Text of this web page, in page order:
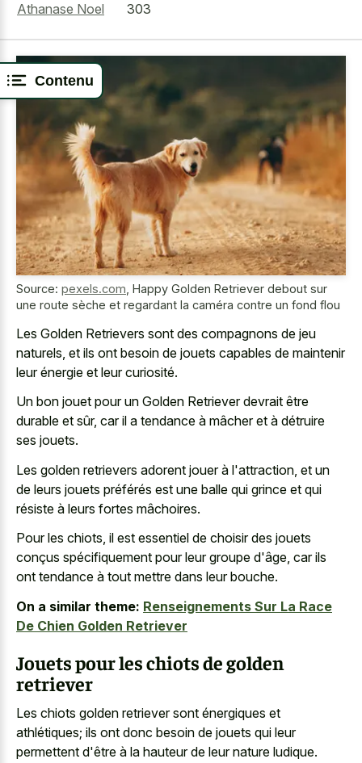
Contenu
Athanase Noel
303
Source: pexels.com Happy Golden Retriever debout sur
une route sèche et regardant la caméra contre un fond flou
Les Golden Retrievers sont des compagnons de jeu
naturels, et ils ont besoin de jouets capables de maintenir
leur énergie et leur curiosité.
Un bon jouet pour un Golden Retriever devrait être
durable et sûr, car il a tendance à mâcher et à détruire
ses jouets.
Les golden retrievers adorent jouer à l'attraction, et un
de leurs jouets préférés est une balle qui grince et qui
résiste à leurs fortes mâchoires.
Pour les chiots, il est essentiel de choisir des jouets
conçus spécifiquement pour leur groupe d'âge, car ils
ont tendance à tout mettre dans leur bouche.
On a similar theme: Renseignements Sur La Race
De Chien Golden Retriever
Jouets pour les chiots de golden
retriever
Les chiots golden retriever sont énergiques et
athlétiques; ils ont donc besoin de jouets qui leur
permettent d'être à la hauteur de leur nature ludique.